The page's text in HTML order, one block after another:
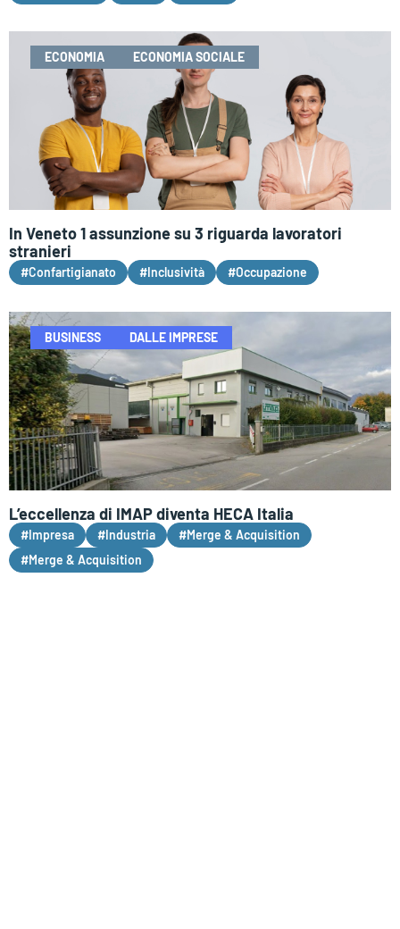
ECONOMIA ECONOMIA SOCIALE
In Veneto 1 assunzione su 3 riguarda lavoratori
stranieri
#Confartigianato #Inclusività #Occupazione
BUSINESS DALLE IMPRESE
L’eccellenza di IMAP diventa HECA Italia
#Impresa #Industria
#Merge & Acquisition
#Merge & Acquisition